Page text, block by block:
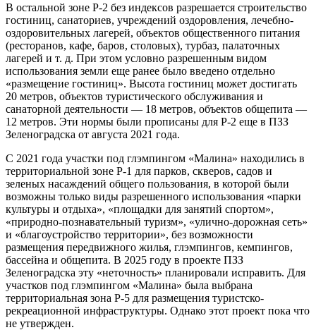
В остальной зоне Р-2 без индексов разрешается строительство
гостиниц, санаториев, учреждений оздоровления, лечебно-
оздоровительных лагерей, объектов общественного питания
(ресторанов, кафе, баров, столовых), турбаз, палаточных
лагерей и т. д. При этом условно разрешенным видом
использования земли еще ранее было введено отдельно
«размещение гостиниц». Высота гостиниц может достигать
20 метров, объектов туристического обслуживания и
санаторной деятельности — 18 метров, объектов общепита —
12 метров. Эти нормы были прописаны для Р-2 еще в ПЗЗ
Зеленоградска от августа 2021 года.
С 2021 года участки под глэмпингом «Малина» находились в
территориальной зоне Р-1 для парков, скверов, садов и
зеленых насаждений общего пользования, в которой были
возможны только виды разрешенного использования «парки
культуры и отдыха», «площадки для занятий спортом»,
«природно-познавательный туризм», «улично-дорожная сеть»
и «благоустройство территории», без возможности
размещения передвижного жилья, глэмпингов, кемпингов,
бассейна и общепита. В 2025 году в проекте ПЗЗ
Зеленоградска эту «неточность» планировали исправить. Для
участков под глэмпингом «Малина» была выбрана
территориальная зона Р-5 для размещения туристско-
рекреационной инфраструктуры. Однако этот проект пока что
не утвержден.